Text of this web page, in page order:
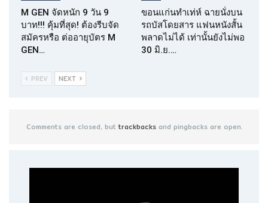
M GEN จัดหนัก 9 วัน 9
บาท!!! คุ้มที่สุด! ต้องรีบจัด
สมัครหรือ ต่ออายุบัตร M
GEN…
ขอนแก่นทำเท่ห์ ฉายนั่งบน
รถบัสโดยสาร แฟนหนังสั้น
พลาดไม่ได้ เท่านั้นยังไม่พอ
30 มิ.ย.…
PREV NEXT
Comments are closed, buttrackbacksand pingbacks are open.